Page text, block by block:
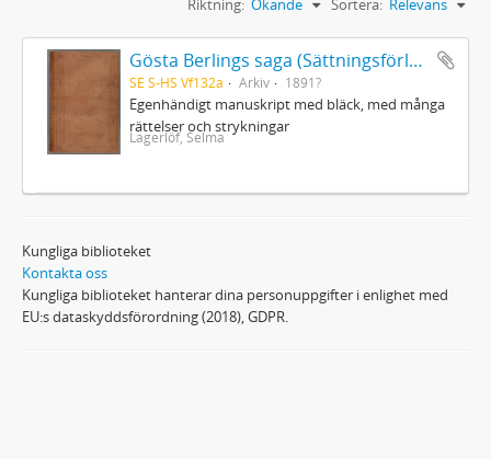
Gösta Berlings saga (Sättningsförlagan)
SE S-HS Vf132a Arkiv 1891?
Egenhändigt manuskript med bläck, med många
rättelser och strykningar
Lagerlöf, Selma
Kungliga biblioteket
Kontakta oss
Kungliga biblioteket hanterar dina personuppgifter i enlighet med
EU:s dataskyddsförordning (2018), GDPR.